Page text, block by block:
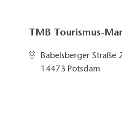
TMB Tourismus-
Babelsberger Straße
14473 Potsdam